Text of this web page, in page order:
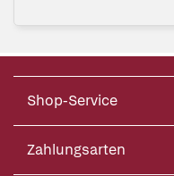
Shop-Service
Zahlungsarten